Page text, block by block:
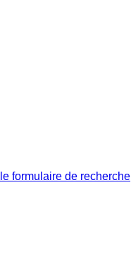
formulaire de recherche